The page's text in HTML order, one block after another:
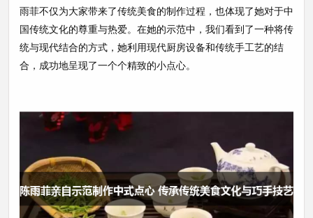
雨菲不仅为大家带来了传统美食的制作过程，也体现了她对于中
国传统文化的尊重与热爱。在她的示范中，我们看到了一种将传
统与现代结合的方式，她利用现代厨房设备和传统手工艺的结
合，成功地呈现了一个个精致的小点心。